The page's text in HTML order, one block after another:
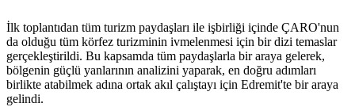
İlk toplantıdan tüm turizm paydaşları ile işbirliği içinde ÇARO'nun
da olduğu tüm körfez turizminin ivmelenmesi için bir dizi temaslar
gerçekleştirildi. Bu kapsamda tüm paydaşlarla bir araya gelerek,
bölgenin güçlü yanlarının analizini yaparak, en doğru adımları
birlikte atabilmek adına ortak akıl çalıştayı için Edremit'te bir araya
gelindi.